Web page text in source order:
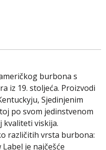
burbona s
iz 19. stoljeća. Proizvodi
Sjedinjenim
po svom jedinstvenom
kvaliteti viskija.
različitih vrsta burbona:
je najčešće